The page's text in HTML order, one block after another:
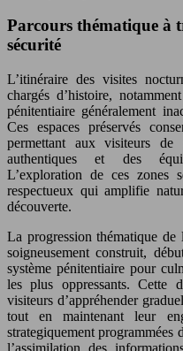
Parcours thématique à
sécurité
L’itinéraire des visites
chargés d’histoire,
pénitentiaire généralement
Ces espaces préservés
permettant aux visiteurs de
authentiques et des
L’exploration de ces zones
respectueux qui amplifie
découverte.
La progression thématique
soigneusement construit,
système pénitentiaire pour
les plus oppressants. Cette
visiteurs d’appréhender
tout en maintenant leur
strategiquement programmées